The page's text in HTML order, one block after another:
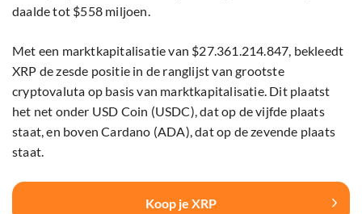
daalde tot $558 miljoen.
Met een marktkapitalisatie van $27.361.214.847, bekleedt
XRP de zesde positie in de ranglijst van grootste
cryptovaluta op basis van marktkapitalisatie. Dit plaatst
het net onder USD Coin (USDC), dat op de vijfde plaats
staat, en boven Cardano (ADA), dat op de zevende plaats
staat.
Koop je XRP